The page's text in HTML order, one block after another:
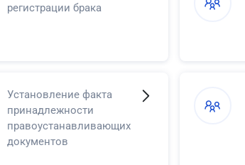
регистрации брака
Установление факта
принадлежности
правоустанавливающих
документов